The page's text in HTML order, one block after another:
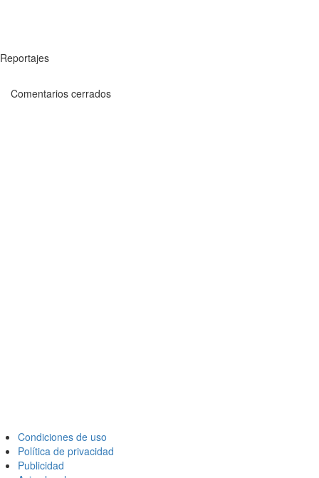
Reportajes
Comentarios cerrados
Condiciones de uso
Política de privacidad
Publicidad